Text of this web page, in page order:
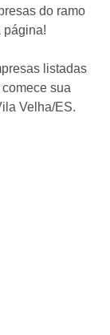
do ramo
página!
listadas
sua
Velha/ES.